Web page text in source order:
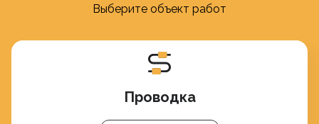
Выберите объект работ
Проводка